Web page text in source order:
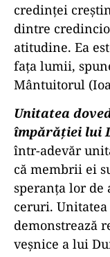
credinţei
dintre
atitudine. Ea
faţa lumii,
Mântuitorul
Unitatea
împărăţiei lui
într-adevăr
că membrii ei
speranţa lor
ceruri.
demonstrează
veşnice a lui